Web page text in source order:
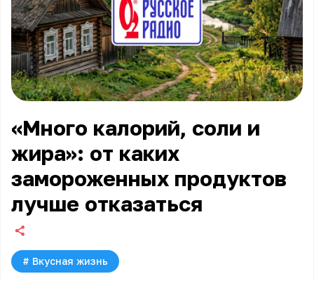
«Много калорий, соли и
жира»: от каких
замороженных продуктов
лучше отказаться
# Вкусная жизнь